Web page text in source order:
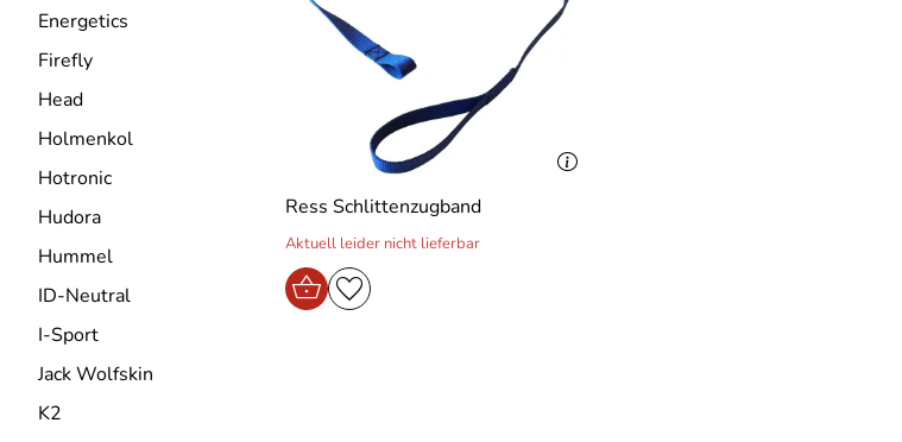
Energetics
Firefly
Head
Holmenkol
Hotronic
Hudora
Hummel
ID-Neutral
I-Sport
Jack Wolfskin
K2
Ress Schlittenzugband
Aktuell leider nicht lieferbar